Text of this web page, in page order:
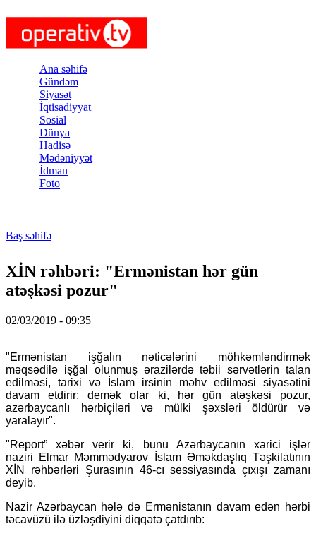
Ana səhifə
Gündəm
Siyasət
İqtisadiyyat
Sosial
Dünya
Hadisə
Mədəniyyət
İdman
Foto
Baş səhifə
XİN rəhbəri: "Ermənistan hər gün
atəşkəsi pozur"
02/03/2019 - 09:35
"Ermənistan işğalın nəticələrini möhkəmləndirmək
məqsədilə işğal olunmuş ərazilərdə təbii sərvətlərin talan
edilməsi, tarixi və İslam irsinin məhv edilməsi siyasətini
davam etdirir; demək olar ki, hər gün atəşkəsi pozur,
azərbaycanlı hərbiçiləri və mülki şəxsləri öldürür və
yaralayır".
"Report” xəbər verir ki, bunu Azərbaycanın xarici işlər
naziri Elmar Məmmədyarov İslam Əməkdaşlıq Təşkilatının
XİN rəhbərləri Şurasının 46-cı sessiyasında çıxışı zamanı
deyib.
Nazir Azərbaycan hələ də Ermənistanın davam edən hərbi
təcavüzü ilə üzləşdiyini diqqətə çatdırıb: